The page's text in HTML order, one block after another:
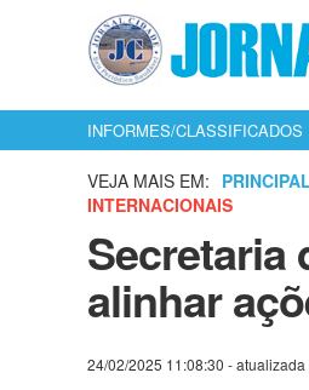
INFORMES/CLASSIFICADOS
VEJA MAIS EM: PRINCIPAL
INTERNACIONAIS
Secretaria
alinhar
24/02/2025 11:08:30 - atualizada